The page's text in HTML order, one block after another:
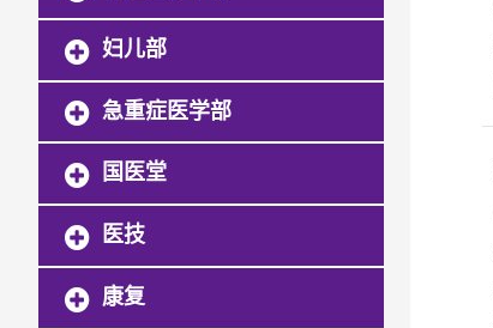
妇儿部
急重症医学部
国医堂
医技
康复